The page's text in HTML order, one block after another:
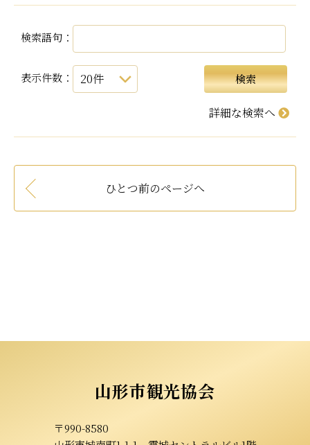
検索語句：
表示件数：
詳細な検索へ
ひとつ前のページへ
山形市観光協会
〒990-8580